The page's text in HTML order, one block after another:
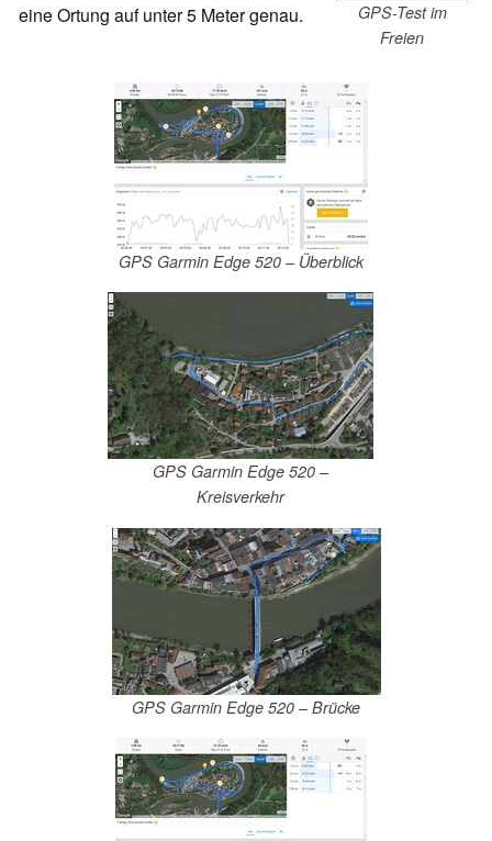
GPS-Test im
Freien
eine Ortung auf unter 5 Meter genau.
GPS Garmin Edge 520 – Überblick
GPS Garmin Edge 520 –
Kreisverkehr
GPS Garmin Edge 520 – Brücke